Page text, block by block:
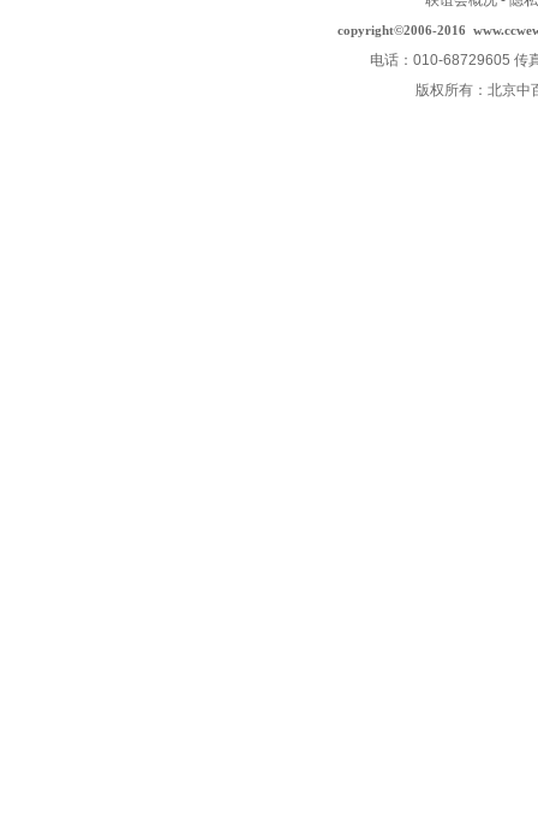
copyright©2006-2016
电话：010-68729605 传
版权所有：北京